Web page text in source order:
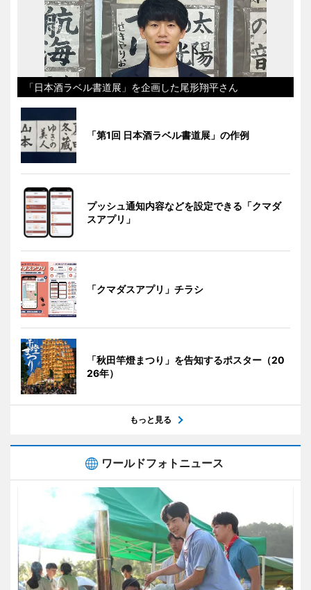
「日本酒ラベル書道展」を企画した尾形翔平さん
「第1回 日本酒ラベル書道展」の作例
プッシュ通知内容などを設定できる「クマダ
スアプリ」
「クマダスアプリ」チラシ
「秋田竿燈まつり」を告知するポスター（20
26年）
もっと見る
ワールドフォトニュース